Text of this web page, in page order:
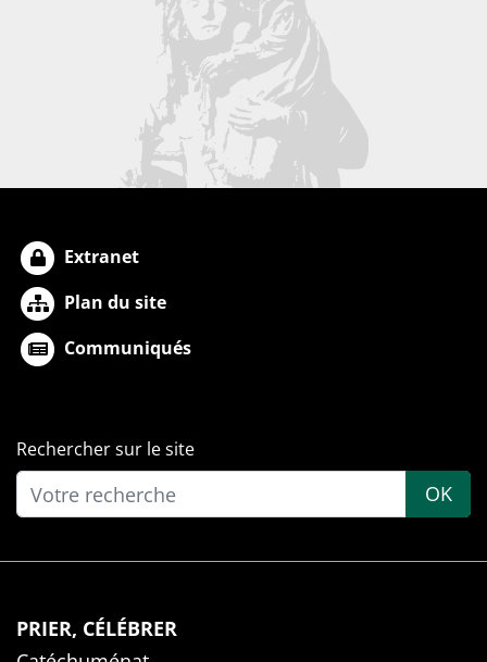
Extranet
Plan du site
Communiqués
Rechercher sur le site
OK
PRIER, CÉLÉBRER